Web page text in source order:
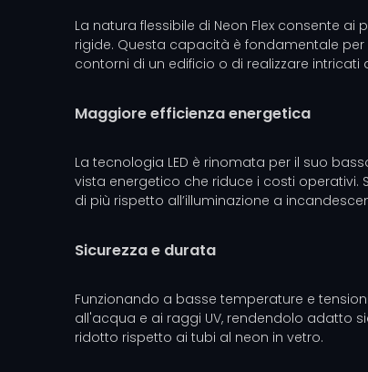
La natura flessibile di Neon Flex consente
rigide. Questa capacità è fondamentale
contorni di un edificio o di realizzare intricati
Maggiore efficienza energetica
La tecnologia LED è rinomata per il suo
vista energetico che riduce i costi operativi.
di più rispetto all’illuminazione a
Sicurezza e durata
Funzionando a basse temperature e
all'acqua e ai raggi UV, rendendolo adatto
ridotto rispetto ai tubi al neon in vetro.